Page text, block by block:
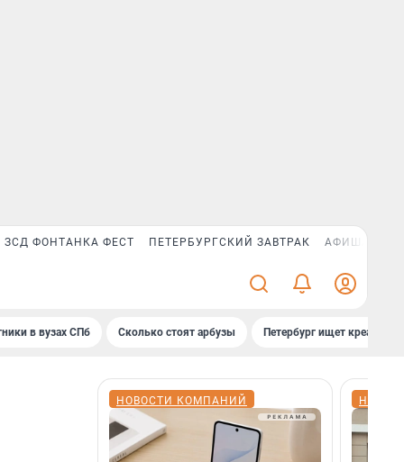
ЗСД ФОНТАНКА ФЕСТ ПЕТЕРБУРГСКИЙ ЗАВТРАК АФИША PLUS
в вузах СПб Сколько стоят арбузы Петербург ищет креатив
НОВОСТИ КОМПАНИЙ